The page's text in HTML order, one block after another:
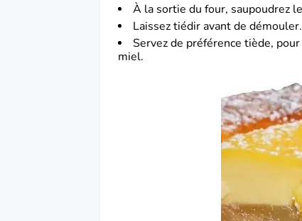
À la sortie du four, saupoudrez
Laissez tiédir avant de démouler.
Servez de préférence tiède,
miel.